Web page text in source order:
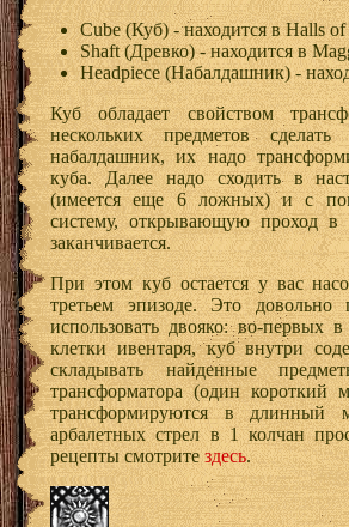
Cube (Куб) - находится в Halls of
Shaft (Древко) - находится в
Headpiece (Набалдашник) -
Куб обладает свойством
нескольких предметов
набалдашник, их надо
куба. Далее надо сходить в
(имеется еще 6 ложных) и с
систему, открывающую проход в
заканчивается.
При этом куб остается у вас
третьем эпизоде. Это
использовать двояко: во-первых
клетки ивентаря, куб внутри
складывать найденные
трансформатора (один
трансформируются в длинный
арбалетных стрел в 1 колчан
рецепты смотритездесь.